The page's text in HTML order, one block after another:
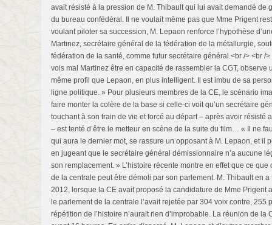
avait résisté à la pression de M. Thibault qui lui avait demandé de
du bureau confédéral. Il ne voulait même pas que Mme Prigent
voulant piloter sa succession, M. Lepaon renforce l’hypothèse
Martinez, secrétaire général de la fédération de la métallurgie,
fédération de la santé, comme futur secrétaire général.<br /> <br /
vois mal Martinez être en capacité de rassembler la CGT, observe
même profil que Lepaon, en plus intelligent. Il est imbu de sa
ligne politique. » Pour plusieurs membres de la CE, le scénario
faire monter la colère de la base si celle-ci voit qu’un secrétaire
touchant à son train de vie et forcé au départ – après avoir résisté
– est tenté d’être le metteur en scène de la suite du film… « Il ne
qui aura le dernier mot, se rassure un opposant à M. Lepaon, et il
en jugeant que le secrétaire général démissionnaire n’a aucune
son remplacement. » L’histoire récente montre en effet que ce
de la centrale peut être démoli par son parlement. M. Thibault en a
2012, lorsque la CE avait proposé la candidature de Mme Prigent
le parlement de la centrale l’avait rejetée par 304 voix contre, 255
répétition de l’histoire n’aurait rien d’improbable. La réunion de la